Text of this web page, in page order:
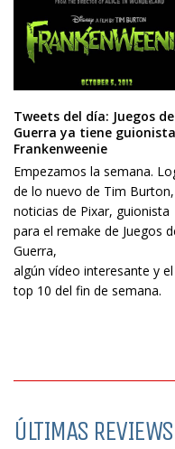
Tweets del día: Juegos de
Guerra ya tiene
Frankenweenie
Empezamos la semana.
de lo nuevo de Tim Burton,
noticias de Pixar, guionista
para el remake de Juegos
Guerra,
algún vídeo interesante y el
top 10 del fin de semana.
ÚLTIMAS REVIEWS